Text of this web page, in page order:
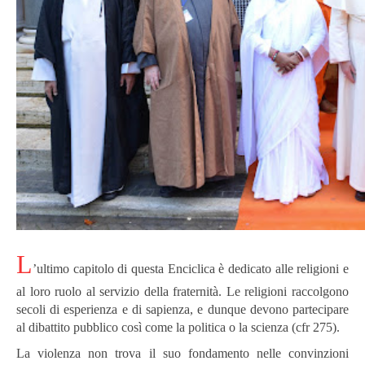
L’ultimo capitolo di questa Enciclica è dedicato alle religioni e
al loro ruolo al servizio della fraternità. Le religioni raccolgono
secoli di esperienza e di sapienza, e dunque devono partecipare
al dibattito pubblico così come la politica o la scienza (cfr 275).
La violenza non trova il suo fondamento nelle convinzioni